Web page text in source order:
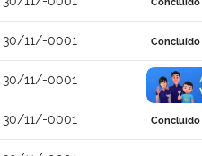
30/11/-0001 Concluído
30/11/-0001 Concluído
30/11/-0001 Concluído